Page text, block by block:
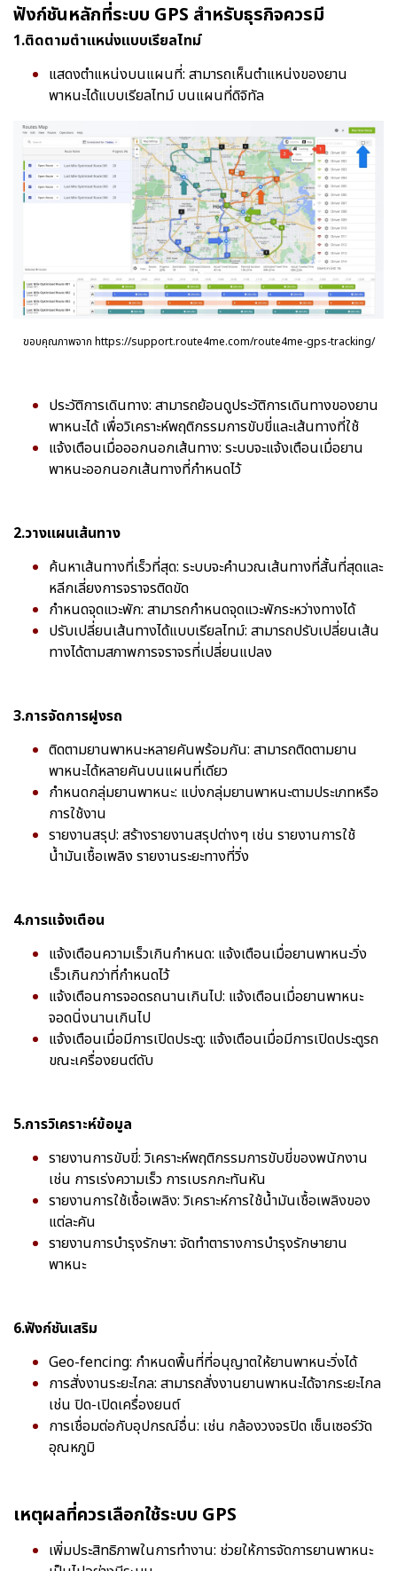
ฟังก์ชันหลักที่ระบบ GPS สำหรับธุรกิจควรมี
1.ติดตามตำแหน่งแบบเรียลไทม์
แสดงตำแหน่งบนแผนที่: สามารถเห็นตำแหน่งของยาน
พาหนะได้แบบเรียลไทม์ บนแผนที่ดิจิทัล
ขอบคุณภาพจาก https://support.route4me.com/route4me-gps-tracking/
ประวัติการเดินทาง: สามารถย้อนดูประวัติการเดินทางของยาน
พาหนะได้ เพื่อวิเคราะห์พฤติกรรมการขับขี่และเส้นทางที่ใช้
แจ้งเตือนเมื่อออกนอกเส้นทาง: ระบบจะแจ้งเตือนเมื่อยาน
พาหนะออกนอกเส้นทางที่กำหนดไว้
2.วางแผนเส้นทาง
ค้นหาเส้นทางที่เร็วที่สุด: ระบบจะคำนวณเส้นทางที่สั้นที่สุดและ
หลีกเลี่ยงการจราจรติดขัด
กำหนดจุดแวะพัก: สามารถกำหนดจุดแวะพักระหว่างทางได้
ปรับเปลี่ยนเส้นทางได้แบบเรียลไทม์: สามารถปรับเปลี่ยนเส้น
ทางได้ตามสภาพการจราจรที่เปลี่ยนแปลง
3.การจัดการฝูงรถ
ติดตามยานพาหนะหลายคันพร้อมกัน: สามารถติดตามยาน
พาหนะได้หลายคันบนแผนที่เดียว
กำหนดกลุ่มยานพาหนะ: แบ่งกลุ่มยานพาหนะตามประเภทหรือ
การใช้งาน
รายงานสรุป: สร้างรายงานสรุปต่างๆ เช่น รายงานการใช้
น้ำมันเชื้อเพลิง รายงานระยะทางที่วิ่ง
4.การแจ้งเตือน
แจ้งเตือนความเร็วเกินกำหนด: แจ้งเตือนเมื่อยานพาหนะวิ่ง
เร็วเกินกว่าที่กำหนดไว้
แจ้งเตือนการจอดรถนานเกินไป: แจ้งเตือนเมื่อยานพาหนะ
จอดนิ่งนานเกินไป
แจ้งเตือนเมื่อมีการเปิดประตู: แจ้งเตือนเมื่อมีการเปิดประตูรถ
ขณะเครื่องยนต์ดับ
5.การวิเคราะห์ข้อมูล
รายงานการขับขี่: วิเคราะห์พฤติกรรมการขับขี่ของพนักงาน
เช่น การเร่งความเร็ว การเบรกกะทันหัน
รายงานการใช้เชื้อเพลิง: วิเคราะห์การใช้น้ำมันเชื้อเพลิงของ
แต่ละคัน
รายงานการบำรุงรักษา: จัดทำตารางการบำรุงรักษายาน
พาหนะ
6.ฟังก์ชันเสริม
Geo-fencing: กำหนดพื้นที่ที่อนุญาตให้ยานพาหนะวิ่งได้
การสั่งงานระยะไกล: สามารถสั่งงานยานพาหนะได้จากระยะไกล
เช่น ปิด-เปิดเครื่องยนต์
การเชื่อมต่อกับอุปกรณ์อื่น: เช่น กล้องวงจรปิด เซ็นเซอร์วัด
อุณหภูมิ
เหตุผลที่ควรเลือกใช้ระบบ GPS
เพิ่มประสิทธิภาพในการทำงาน: ช่วยให้การจัดการยานพาหนะ